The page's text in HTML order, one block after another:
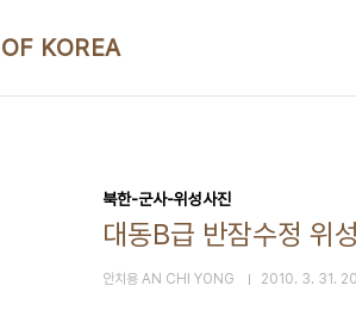
KOREA
북한-군사-위성사진
대동B급 반잠수정 위
안치용 AN CHI YONG 2010. 3. 31.